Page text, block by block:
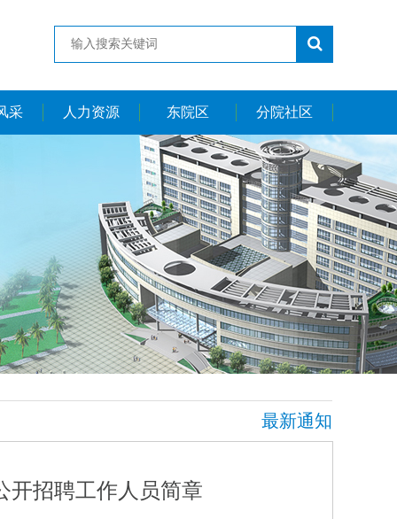
采 人力资源 东院区
东院区简介
科室简介
分院社区
社区简介
最新通知
开招聘工作人员简章